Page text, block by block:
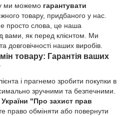
ми можемо гарантувати
товару, придбаного у нас.
просто слова, це наша
вами, як перед клієнтом. Ми
довговічності наших виробів.
товару: Гарантія ваших
і прагнемо зробити покупки в
зручними та безпечними.
"Про захист прав
право обміняти або повернути